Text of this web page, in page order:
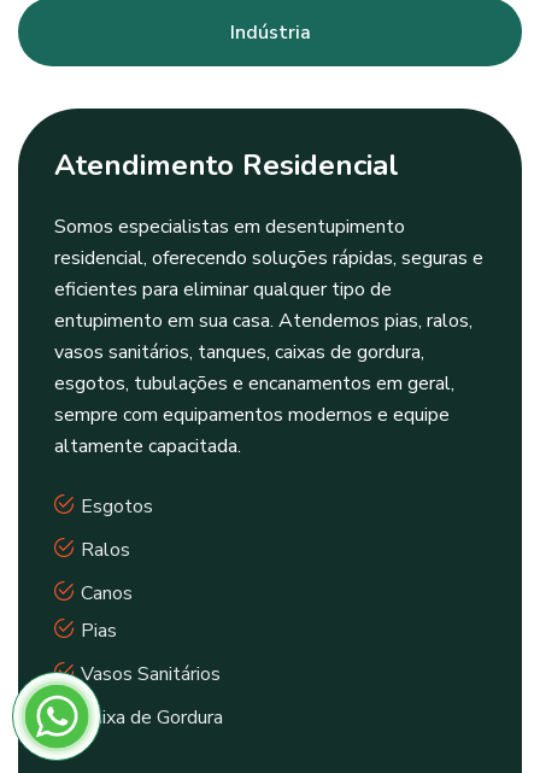
Indústria
Atendimento Residencial
Somos especialistas em desentupimento
residencial, oferecendo soluções rápidas, seguras e
eficientes para eliminar qualquer tipo de
entupimento em sua casa. Atendemos pias, ralos,
vasos sanitários, tanques, caixas de gordura,
esgotos, tubulações e encanamentos em geral,
sempre com equipamentos modernos e equipe
altamente capacitada.
Esgotos
Ralos
Canos
Pias
Vasos Sanitários
Caixa de Gordura